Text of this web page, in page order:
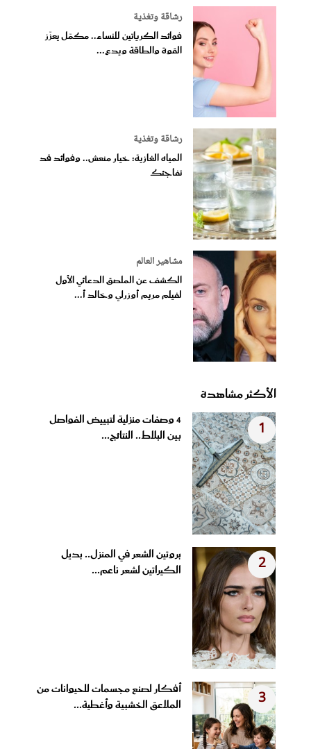
رشاقة وتغذية
فوائد الكرياتين للنساء.. مكمّل يعزّز
القوة والطاقة ويدع...
رشاقة وتغذية
المياه الغازية: خيار منعش.. وفوائد قد
تفاجئك
مشاهير العالم
الكشف عن الملصق الدعائي الأول
لفيلم مريم أوزرلي وخالد أ...
الأكثر مشاهدة
1
4 وصفات منزلية لتبييض الفواصل
بين البلاط.. النتائج...
2
بروتين الشعر في المنزل.. بديل
الكيراتين لشعر ناعم...
3
أفكار لصنع مجسمات للحيوانات من
الملاعق الخشبية وأغطية...